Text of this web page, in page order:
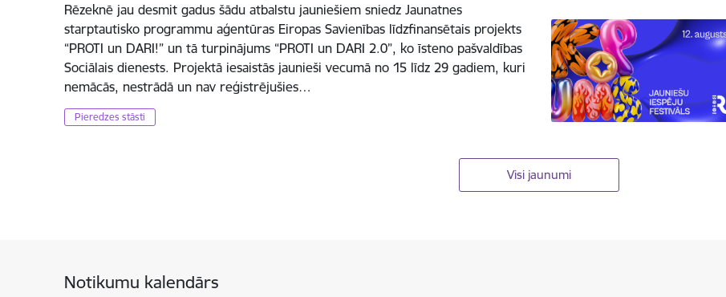
Rēzeknē jau desmit gadus šādu atbalstu jauniešiem sniedz Jaunatnes
starptautisko programmu aģentūras Eiropas Savienības līdzfinansētais projekts
“PROTI un DARI!” un tā turpinājums “PROTI un DARI 2.0”, ko īsteno pašvaldības
Sociālais dienests. Projektā iesaistās jaunieši vecumā no 15 līdz 29 gadiem, kuri
nemācās, nestrādā un nav reģistrējušies…
Pieredzes stāsti
Visi jaunumi
Notikumu kalendārs